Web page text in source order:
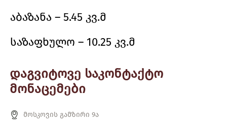
აბაზანა – 5.45 კვ.მ
საზაფხულო – 10.25 კვ.მ
დაგვიტოვე საკონტაქტო
მონაცემები
მოსკოვის გამზირი 9ა